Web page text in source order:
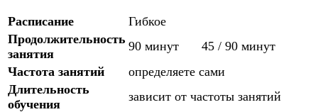
Расписание
Гибкое
Продолжительность
занятия
90 минут
45 / 90 минут
Частота занятий
определяете сами
Длительность
обучения
зависит от частоты занятий